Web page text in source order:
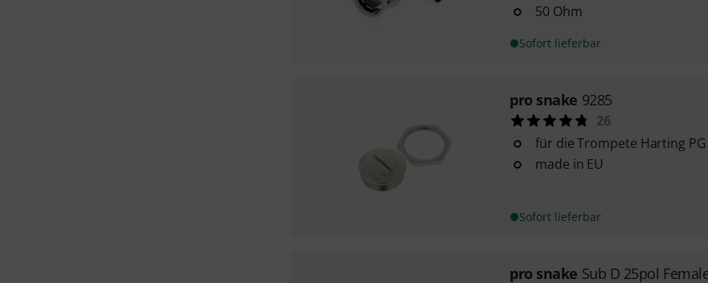
50 Ohm
Sofort lieferbar
pro snake 9285
26
für die Trompete Harting PG
made in EU
Sofort lieferbar
pro snake Sub D 25pol